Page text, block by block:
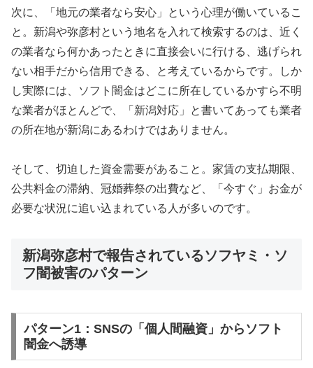
次に、「地元の業者なら安心」という心理が働いているこ
と。新潟や弥彦村という地名を入れて検索するのは、近く
の業者なら何かあったときに直接会いに行ける、逃げられ
ない相手だから信用できる、と考えているからです。しか
し実際には、ソフト闇金はどこに所在しているかすら不明
な業者がほとんどで、「新潟対応」と書いてあっても業者
の所在地が新潟にあるわけではありません。
そして、切迫した資金需要があること。家賃の支払期限、
公共料金の滞納、冠婚葬祭の出費など、「今すぐ」お金が
必要な状況に追い込まれている人が多いのです。
新潟弥彦村で報告されているソフヤミ・ソ
フ闇被害のパターン
パターン1：SNSの「個人間融資」からソフト
闇金へ誘導